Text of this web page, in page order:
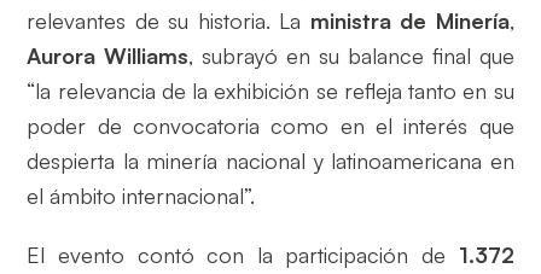
relevantes de su historia. La ministra de Minería,
Aurora Williams, subrayó en su balance final que
“la relevancia de la exhibición se refleja tanto en su
poder de convocatoria como en el interés que
despierta la minería nacional y latinoamericana en
el ámbito internacional”.
El evento contó con la participación de 1.372